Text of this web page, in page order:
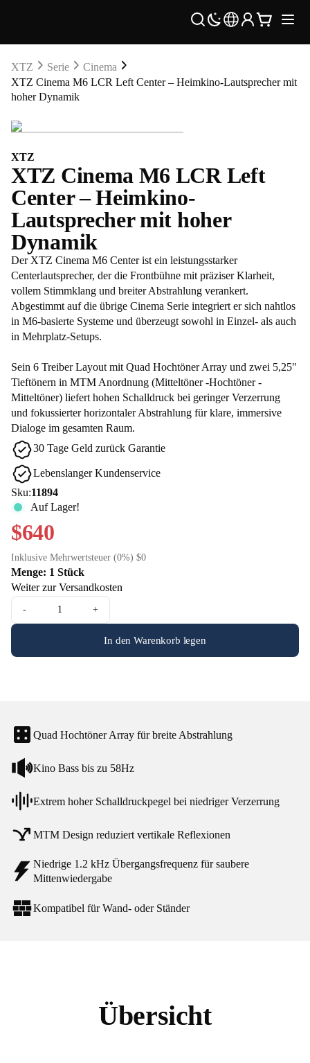
XTZ Serie
Cinema
XTZ Cinema M6 LCR Left Center – Heimkino-Lautsprecher mit
hoher Dynamik
XTZ
XTZ Cinema M6 LCR Left
Center – Heimkino-
Lautsprecher mit hoher
Dynamik
Der XTZ Cinema M6 Center ist ein leistungsstarker
Centerlautsprecher, der die Frontbühne mit präziser Klarheit,
vollem Stimmklang und breiter Abstrahlung verankert.
Abgestimmt auf die übrige Cinema Serie integriert er sich nahtlos
in M6-basierte Systeme und überzeugt sowohl in Einzel- als auch
in Mehrplatz-Setups.
Sein 6 Treiber Layout mit Quad Hochtöner Array und zwei 5,25"
Tieftönern in MTM Anordnung (Mitteltöner -Hochtöner -
Mitteltöner) liefert hohen Schalldruck bei geringer Verzerrung
und fokussierter horizontaler Abstrahlung für klare, immersive
Dialoge im gesamten Raum.
30 Tage Geld zurück Garantie
Lebenslanger Kundenservice
Sku:11894
Auf Lager!
$640
Inklusive Mehrwertsteuer (0%) $0
Menge: 1 Stück
Weiter zur Versandkosten
- +
In den Warenkorb legen
Quad Hochtöner Array für breite Abstrahlung
Kino Bass bis zu 58Hz
Extrem hoher Schalldruckpegel bei niedriger Verzerrung
MTM Design reduziert vertikale Reflexionen
Niedrige 1.2 kHz Übergangsfrequenz für saubere
Mittenwiedergabe
Kompatibel für Wand- oder Ständer
Übersicht